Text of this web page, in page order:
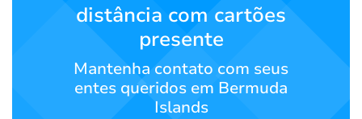
distância com cartões
presente
Mantenha contato com seus
entes queridos em Bermuda
Islands